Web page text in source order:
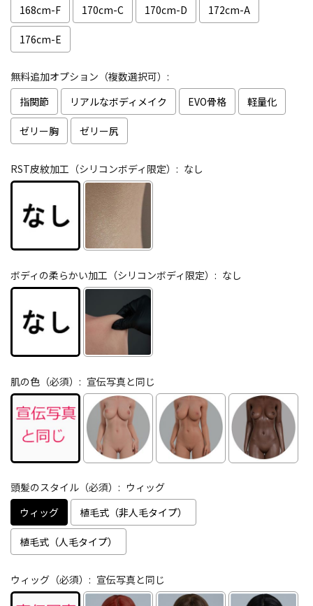
168cm-F 170cm-C 170cm-D 172cm-A
176cm-E
無料追加オプション（複数選択可）:
指関節
リアルなボディメイク EVO骨格 軽量化
ゼリー胸 ゼリー尻
RST皮紋加工（シリコンボディ限定）: なし
ボディの柔らかい加工（シリコンボディ限定）: なし
肌の色（必須）: 宣伝写真と同じ
頭髪のスタイル（必須）: ウィッグ
ウィッグ
植毛式（非人毛タイプ）
植毛式（人毛タイプ）
ウィッグ（必須）: 宣伝写真と同じ